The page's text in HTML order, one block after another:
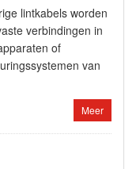
lintkabels worden
verbindingen in
of
van
Meer